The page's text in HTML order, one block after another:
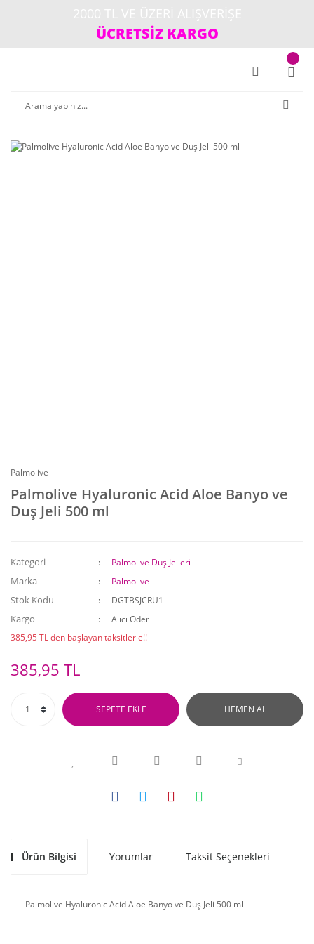
ÜCRETSİZ KARGO
Palmolive
Palmolive Hyaluronic Acid Aloe Banyo ve
Duş Jeli 500 ml
Kategori Palmolive Duş Jelleri
Marka Palmolive
Stok Kodu DGTBSJCRU1
Kargo
Alıcı Öder
385,95 TL den başlayan taksitlerle!!
385,95 TL
SEPETE EKLE HEMEN AL
Ürün Bilgisi Yorumlar Taksit Seçenekleri
Palmolive Hyaluronic Acid Aloe Banyo ve Duş Jeli 500 ml